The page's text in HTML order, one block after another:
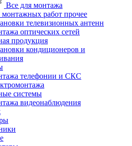
Все для монтажа
монтажных работ прочее
телевизионных антенн
оптических сетей
продукция
кондиционеров и
телефонии и СКС
системы
видеонаблюдения